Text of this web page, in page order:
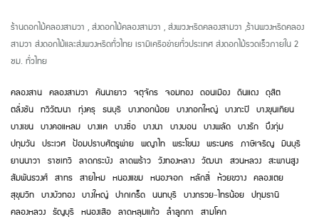
ร้านดอกไม้คลองสามวา ,ส่งดอกไม้คลองสามวา ,ส่งพวงหรีดคลองสามวา ,ร้านพวงหรีดคลอง
สามวา ส่งดอกไม้และส่งพวงหรีดทั่วไทย เรามีเครือข่ายทั่วประเทศ ส่งดอกไม้รวดเร็วภายใน2
ชม. ทั่วไทย
คลองสาน คลองสามวา คันนายาว จตุจักร จอมทอง ดอนเมือง ดินแดง ดุสิต
ตลิ่งชัน ทวีวัฒนา ทุ่งครุ ธนบุรี บางกอกน้อย บางกอกใหญ่ บางกะปิ บางขุนเทียน
บางเขน บางคอแหลม บางแค บางซื่อ บางนา บางบอน บางพลัด บางรัก บึงกุ่ม
ปทุมวัน ประเวศ ป้อมปราบศัตรูพ่าย พญาไท พระโขนง พระนคร ภาษีเจริญ มีนบุรี
ยานนาวา ราชเทวี ลาดกระบัง ลาดพร้าว วังทองหลาง วัฒนา สวนหลวง สะพานสูง
สัมพันธวงศ์ สาทร สายไหม หนองแขม หนองจอก หลักสี่ ห้วยขวาง คลองเตย
สุขุมวิท บางบัวทอง บางใหญ่ ปากเกร็ด นนทบุรี บางกรวย-ไทรน้อย ปทุมธานี
คลองหลวง ธัญบุรี หนองเสือ ลาดหลุมแก้ว ลำลูกกา สามโคก